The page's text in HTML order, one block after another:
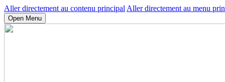
Aller directement au contenu principal Aller directement au menu
Open Menu